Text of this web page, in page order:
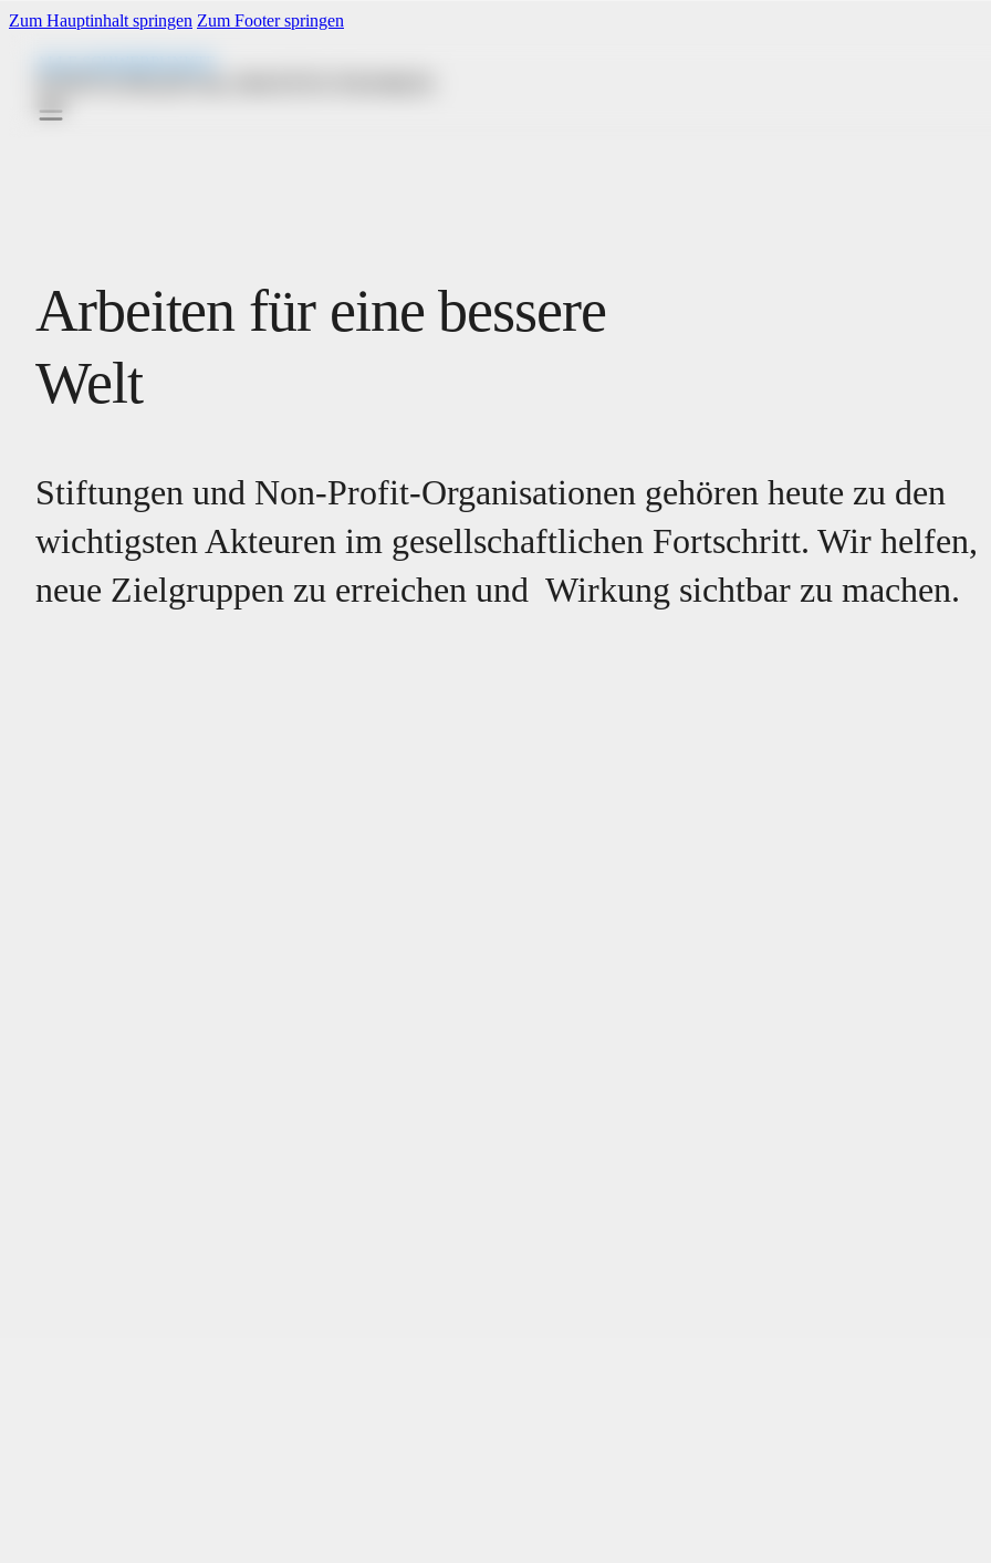
Zum Hauptinhalt springen Zum Footer springen
Arbeiten für eine bessere
Welt
Stiftungen und Non-Profit-Organisationen gehören heute zu den
wichtigsten Akteuren im gesellschaftlichen Fortschritt. Wir helfen,
neue Zielgruppen zu erreichen und Wirkung sichtbar zu machen.